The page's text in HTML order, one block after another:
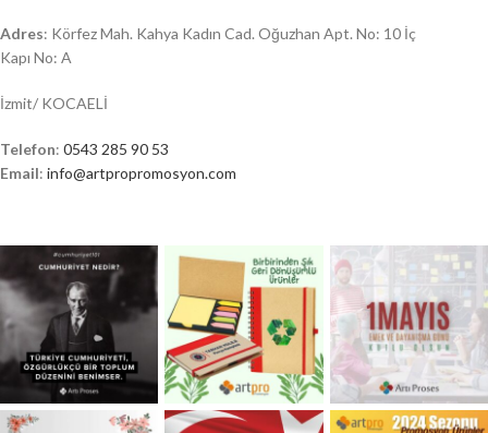
Adres: Körfez Mah. Kahya Kadın Cad. Oğuzhan Apt. No: 10 İç
Kapı No: A
İzmit/ KOCAELİ
Telefon: 0543 285 90 53
Email: info@artpropromosyon.com